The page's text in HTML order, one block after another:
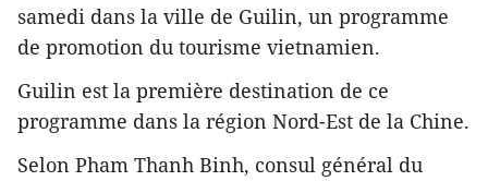
samedi dans la ville de Guilin, un programme
de promotion du tourisme vietnamien.
Guilin est la première destination de ce
programme dans la région Nord-Est de la Chine.
Selon Pham Thanh Binh, consul général du